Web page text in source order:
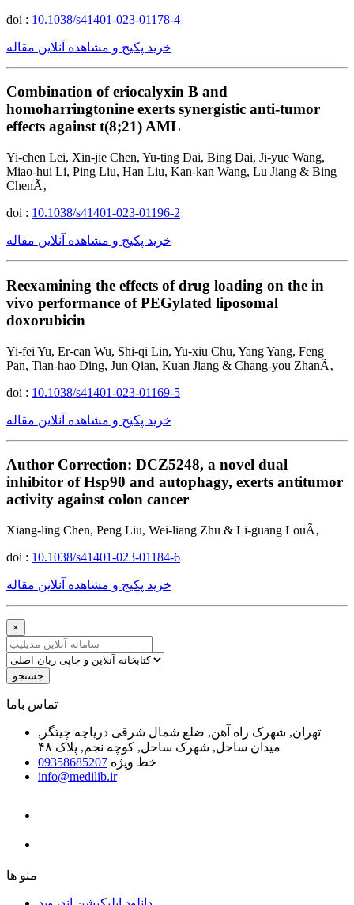
doi : 10.1038/s41401-023-01178-4
خرید پکیج و مشاهده آنلاین مقاله
Combination of eriocalyxin B and
homoharringtonine exerts synergistic anti-tumor
effects against t(8;21) AML
Yi-chen Lei, Xin-jie Chen, Yu-ting Dai, Bing Dai, Ji-yue Wang,
Miao-hui Li, Ping Liu, Han Liu, Kan-kan Wang, Lu Jiang & Bing
ChenÃ‚
doi : 10.1038/s41401-023-01196-2
خرید پکیج و مشاهده آنلاین مقاله
Reexamining the effects of drug loading on the in
vivo performance of PEGylated liposomal
doxorubicin
Yi-fei Yu, Er-can Wu, Shi-qi Lin, Yu-xiu Chu, Yang Yang, Feng
Pan, Tian-hao Ding, Jun Qian, Kuan Jiang & Chang-you ZhanÃ‚
doi : 10.1038/s41401-023-01169-5
خرید پکیج و مشاهده آنلاین مقاله
Author Correction: DCZ5248, a novel dual
inhibitor of Hsp90 and autophagy, exerts antitumor
activity against colon cancer
Xiang-ling Chen, Peng Liu, Wei-liang Zhu & Li-guang LouÃ‚
doi : 10.1038/s41401-023-01184-6
خرید پکیج و مشاهده آنلاین مقاله
×
جستجو
ﺗﻤﺎﺱ ﺑﺎﻣﺎ
تهران, شهرک راه آهن, ضلع شمال شرقی دریاچه چیتگر,
میدان ساحل, شهرک ساحل, کوچه نجم, پلاک ۴۸
خط ویژه 09358685207
info@medilib.ir
ﻣﻨﻮ ﻫﺎ